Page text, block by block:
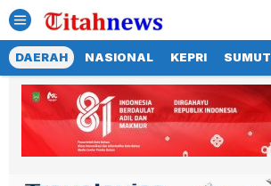
DAERAH NASIONAL KEPRI SUMUT